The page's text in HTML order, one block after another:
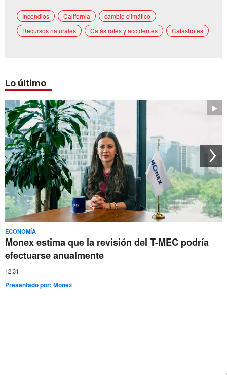
Incendios California
cambio climático
Recursos naturales
Catástrofes y accidentes Catástrofes
Lo último
ECONOMÍA
Monex estima que la revisión del T-MEC podría
efectuarse anualmente
12:31
Presentado por:Monex